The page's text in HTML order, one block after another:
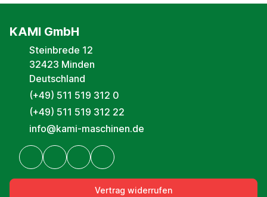
KAMI GmbH
Steinbrede 12
32423 Minden
Deutschland
(+49) 511 519 312 0
(+49) 511 519 312 22
info@kami-maschinen.de
Vertrag widerrufen